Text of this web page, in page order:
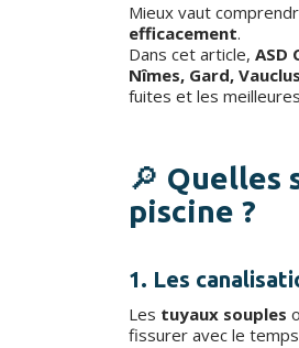
Mieux vaut
efficacement.
Dans cet article,ASD
Nîmes, Gard,
fuites et les
🔎 Quelles
piscine ?
1. Les
Les tuyaux souples
fissurer avec le